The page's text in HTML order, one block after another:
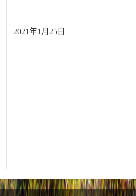
2021年1 月 25 日